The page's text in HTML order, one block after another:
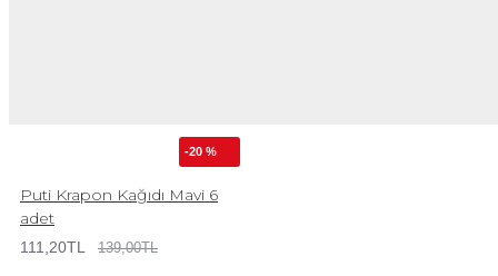
-20 %
Puti Krapon Kağıdı Mavi 6
adet
111,20TL 139,00TL